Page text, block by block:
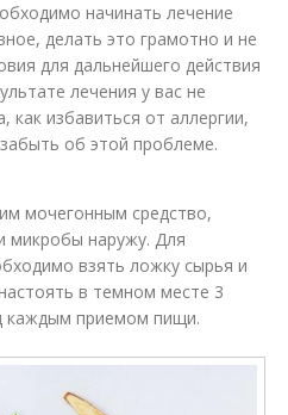
начинать лечение
делать это грамотно и не
для дальнейшего действия
лечения у вас не
как избавиться от аллергии,
об этой проблеме.
мочегонным средство,
микробы наружу. Для
взять ложку сырья и
в темном месте 3
каждым приемом пищи.